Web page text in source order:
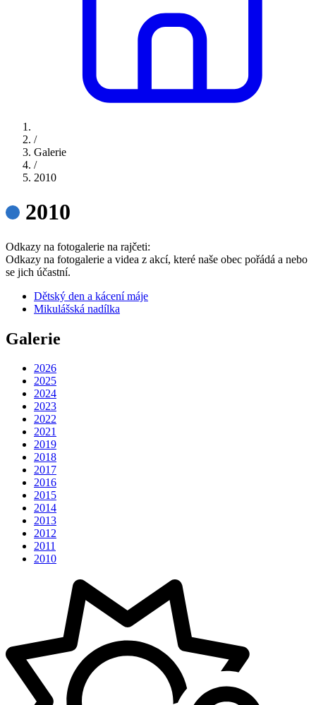
/
Galerie
/
2010
2010
Odkazy na fotogalerie na rajčeti:
Odkazy na fotogalerie a videa z akcí, které naše obec pořádá a nebo
se jich účastní.
Dětský den a kácení máje
Mikulášská nadílka
Galerie
2026
2025
2024
2023
2022
2021
2019
2018
2017
2016
2015
2014
2013
2012
2011
2010